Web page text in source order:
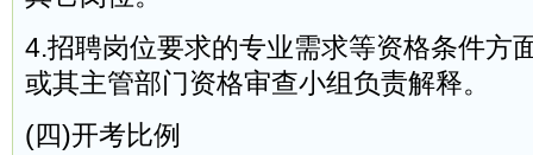
4.招聘岗位要求的专业需求等资格条件方
或其主管部门资格审查小组负责解释。
(四)开考比例